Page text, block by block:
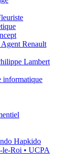
Renault
Lambert
informatique
Hapkido
le-Roi • UCPA